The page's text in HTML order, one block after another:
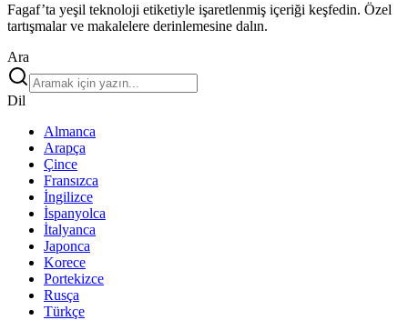
Fagaf’ta yeşil teknoloji etiketiyle işaretlenmiş içeriği keşfedin. Özel
tartışmalar ve makalelere derinlemesine dalın.
Ara
Dil
Almanca
Arapça
Çince
Fransızca
İngilizce
İspanyolca
İtalyanca
Japonca
Korece
Portekizce
Rusça
Türkçe